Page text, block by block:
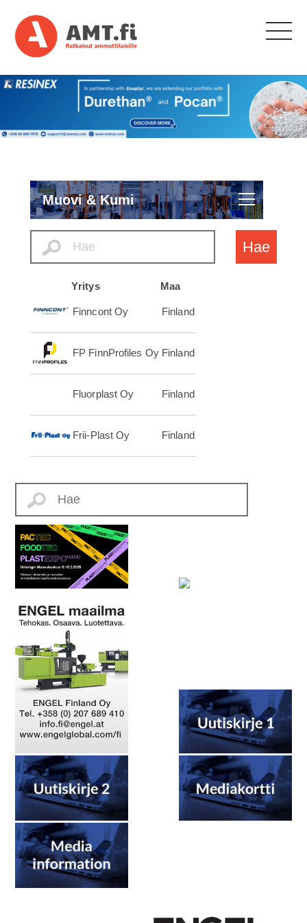
Muovi & Kumi
Hae
Yritys Maa
Finncont Oy Finland
FP FinnProfiles Oy Finland
Fluorplast Oy Finland
Frii-Plast Oy Finland